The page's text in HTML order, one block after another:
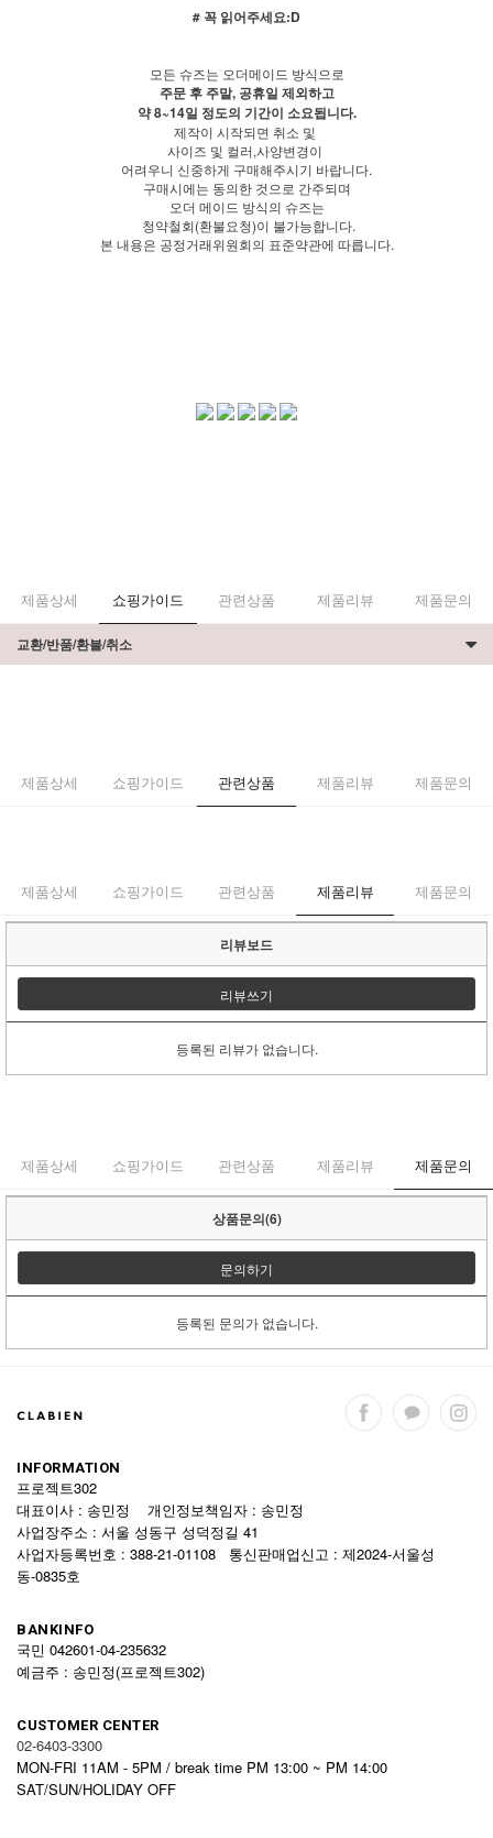
# 꼭 읽어주세요:D
모든 슈즈는 오더메이드 방식으로
주문 후 주말, 공휴일 제외하고
약 8~14일 정도의 기간이 소요됩니다.
제작이 시작되면 취소 및
사이즈 및 컬러,사양변경이
어려우니 신중하게 구매해주시기 바랍니다.
구매시에는 동의한 것으로 간주되며
오더 메이드 방식의 슈즈는
청약철회(환불요청)이 불가능합니다.
본 내용은 공정거래위원회의 표준약관에 따릅니다.
제품상세 쇼핑가이드 관련상품 제품리뷰 제품문의
교환/반품/환불/취소
제품상세 쇼핑가이드 관련상품 제품리뷰 제품문의
제품상세 쇼핑가이드 관련상품 제품리뷰 제품문의
리뷰보드
리뷰쓰기
등록된 리뷰가 없습니다.
제품상세 쇼핑가이드 관련상품 제품리뷰 제품문의
상품문의(6)
문의하기
등록된 문의가 없습니다.
INFORMATION
프로젝트302
대표이사 : 송민정 개인정보책임자 : 송민정
사업장주소 : 서울 성동구 성덕정길 41
사업자등록번호 : 388-21-01108 통신판매업신고 : 제2024-서울성
동-0835호
BANKINFO
국민 042601-04-235632
예금주 : 송민정(프로젝트302)
CUSTOMER CENTER
02-6403-3300
MON-FRI 11AM - 5PM / break time PM 13:00 ~ PM 14:00
SAT/SUN/HOLIDAY OFF